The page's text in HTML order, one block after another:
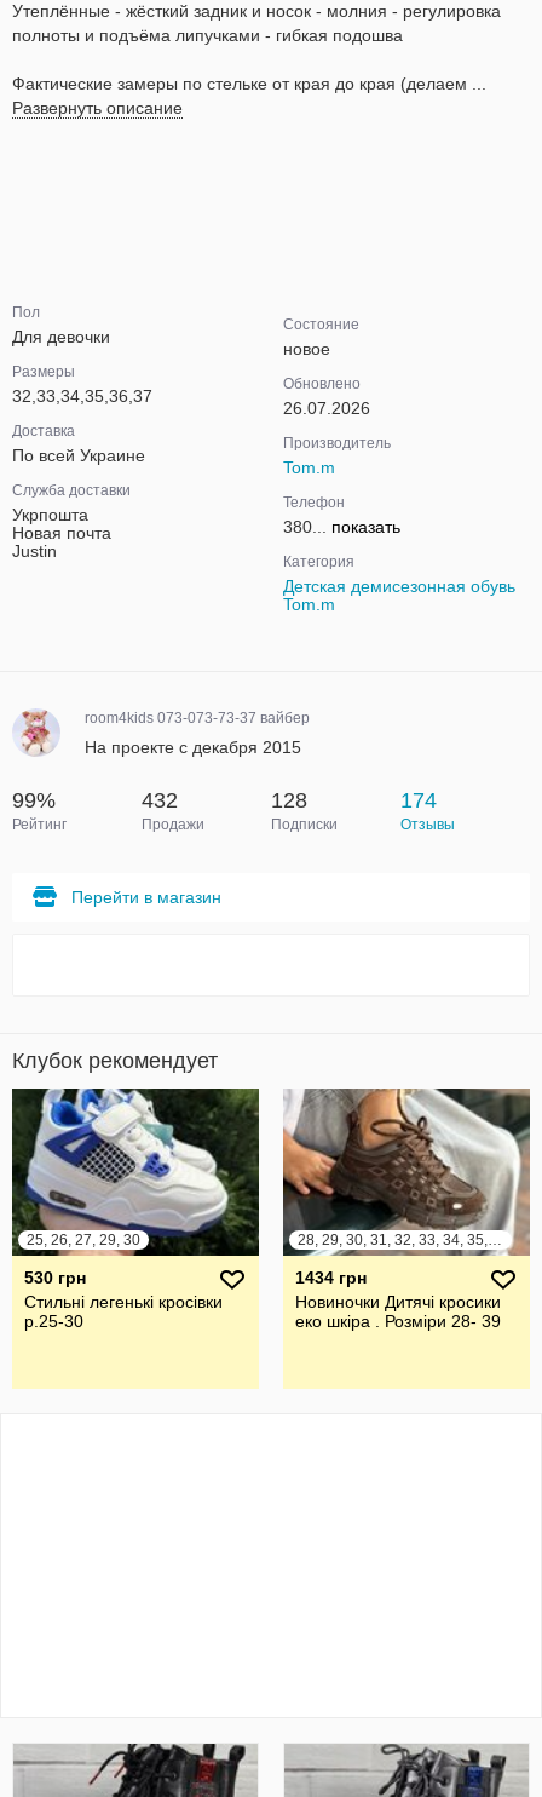
Утеплённые - жёсткий задник и носок - молния - регулировка
полноты и подъёма липучками - гибкая подошва
Фактические замеры по стельке от края до края (делаем ...
Развернуть описание
Пол
Для девочки
Размеры
32,33,34,35,36,37
Доставка
По всей Украине
Служба доставки
Укрпошта
Новая почта
Justin
Состояние
новое
Обновлено
26.07.2026
Производитель
Tom.m
Телефон
380... показать
Категория
Детская демисезонная обувь
Tom.m
room4kids 073-073-73-37 вайбер
На проекте с декабря 2015
99%
Рейтинг
432
Продажи
128
Подписки
174
Отзывы
Перейти в магазин
Клубок рекомендует
25, 26, 27, 29, 30
530 грн
Стильні легенькі кросівки
р.25-30
28, 29, 30, 31, 32, 33, 34, 35, 36, 37, 38, 39
1434 грн
Новиночки Дитячі кросики
еко шкіра . Розміри 28- 39